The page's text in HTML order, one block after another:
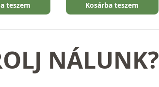
teszem Kosárba teszem
NÁLUNK?